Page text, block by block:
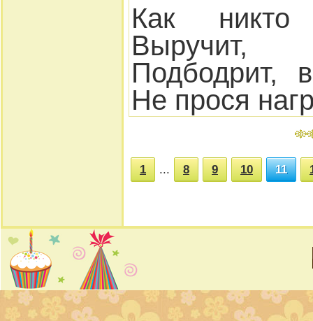
Как
Подбодрит,
Не прося
1 ... 8 9 10 11